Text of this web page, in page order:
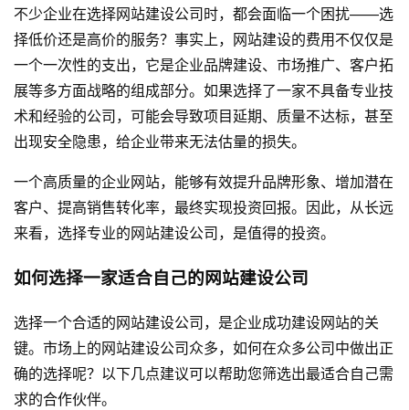
不少企业在选择网站建设公司时，都会面临一个困扰——选
择低价还是高价的服务？事实上，网站建设的费用不仅仅是
一个一次性的支出，它是企业品牌建设、市场推广、客户拓
展等多方面战略的组成部分。如果选择了一家不具备专业技
术和经验的公司，可能会导致项目延期、质量不达标，甚至
出现安全隐患，给企业带来无法估量的损失。
一个高质量的企业网站，能够有效提升品牌形象、增加潜在
客户、提高销售转化率，最终实现投资回报。因此，从长远
来看，选择专业的网站建设公司，是值得的投资。
如何选择一家适合自己的网站建设公司
选择一个合适的网站建设公司，是企业成功建设网站的关
键。市场上的网站建设公司众多，如何在众多公司中做出正
确的选择呢？以下几点建议可以帮助您筛选出最适合自己需
求的合作伙伴。